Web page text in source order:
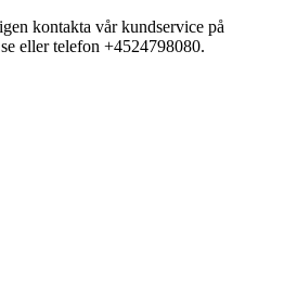
kontakta vår kundservice på
eller telefon +4524798080.